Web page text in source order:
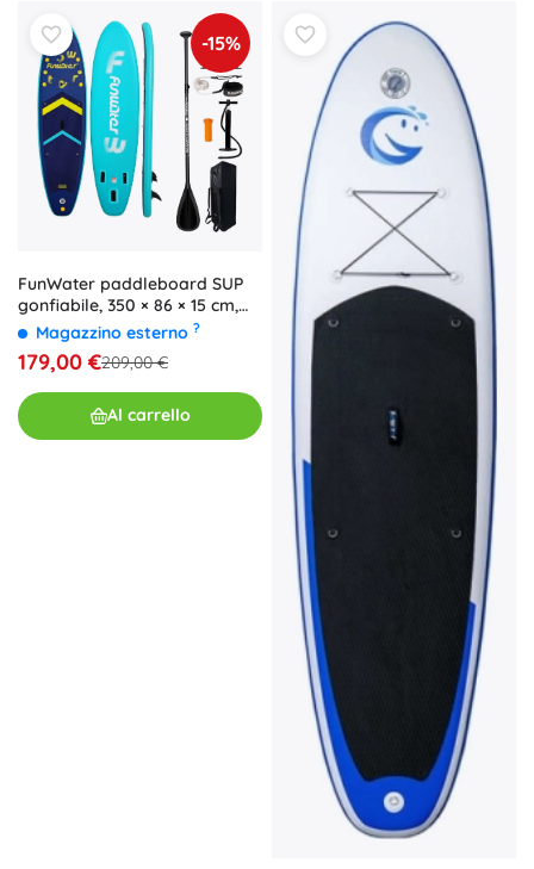
-15%
FunWater paddleboard SUP
gonfiabile, 350 × 86 × 15 cm,
blu navy
Magazzino esterno ?
179,00 €209,00 €
Al carrello